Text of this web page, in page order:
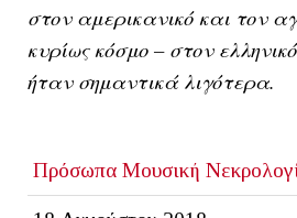
στον αμερικανικό και τον
κυρίως κόσμο – στον
ήταν σημαντικά λιγότερα.
Πρόσωπα Μουσική